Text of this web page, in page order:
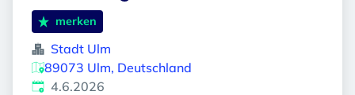
merken
Stadt Ulm
89073 Ulm, Deutschland
Veröffentlicht
4.6.2026